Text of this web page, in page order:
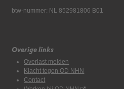
btw-nummer: NL 852981806 B01
Overige links
Overlast melden
Klacht tegen OD NHN
Contact